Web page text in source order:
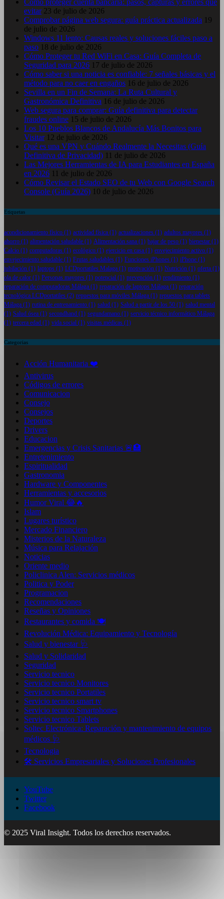
evitar 23 de julio de 2026
Comprobar página web segura: guía práctica actualizada 19
de julio de 2026
Windows 11 lento: Causas reales y soluciones fáciles paso a
paso 18 de julio de 2026
Cómo Proteger tu Red WiFi en Casa: Guía Completa de
Seguridad para 2026 17 de julio de 2026
Cómo saber si una noticia es confiable: 7 señales básicas y el
método para no caer en engaños 16 de julio de 2026
Sevilla en un Fin de Semana: La Ruta Cultural y
Gastronómica Definitiva 16 de julio de 2026
Web segura para comprar: Guía definitiva para detectar
fraudes online 15 de julio de 2026
Los 10 Pueblos Blancos de Andalucía Más Bonitos para
Visitar 12 de julio de 2026
Qué es una VPN y Cuándo Realmente la Necesitas (Guía
Definitiva de Privacidad) 11 de julio de 2026
Las Mejores Herramientas de IA para Estudiantes en España
en 2026 11 de julio de 2026
Cómo Revisar el Estado SEO de tu Web con Google Search
Console (Guía 2026) 10 de julio de 2026
Etiquetas
acondicionamiento físico (1) actividad física (1) actualizaciones (1) adultos mayores (1)
ahorro (1) alimentación saludable (1) Alimentación sana (1) bajar de peso (1) bienestar (1)
Calcio (1) computadoras (1) ecológico (1) ejercicio en casa (1) envejecimiento activo (1)
envejecimiento saludable (1) Frutas saludables (1) Funciones iPhones (1) iPhone (1)
jubilación (1) laptops (1) LCDportatiles Malaga (1) motivación (1) Nutrición (1) oferta (1)
ola de calor (1) Personas mayores (1) potencial (1) prevención (1) rendimiento (1)
reparación de computadoras Málaga (1) reparación de laptops Málaga (1) reparación
tecnológica LCDportatiles (2) repuestos para móviles Málaga (1) repuestos para tablets
Málaga (1) rutina de entrenamiento (1) salud (1) Salud a partir de los 50 (1) salud mental
(1) Salud ósea (1) secondhand (1) segundamano (1) servicio técnico informático Málaga
(1) tercera edad (1) vida social (1) visitas médicas (1)
Categorias
Acción Humanitaria ❤️
Antivirus
Códigos de errores
Comunicacion
Consejo
Consejos
Deportes
Drivers
Educacion
Emergencias y Crisis Sanitarias 🚨🏥
Entretenimiento
Espiritualidad
Gastronomia
Hardware y Componentes
Herramientas y accesorios
Humor Viral 😂🔥
Islam
Lugares turístico
Mercado Financiero
Misterios de la Naturaleza
Música para Relajación
Noticias
Oriente medio
Policlinica Alen: Servicios médicos
Politica y Poder
Programacion
Recomendaciones
Reseñas y Opiniones
Restaurantes y comida 🍽️
Revolución Médica: Equipamiento y Tecnología
Salud y bienestar 🩺
Salud y Solidaridad
Seguridad
Servicio tecnico
Servicio tecnico Monitores
Servicio tecnico Portatiles
Servicio tecnico smart tv
Servicio tecnico Smartphones
Servicio tecnico Tablets
Soltec Electrónica: Reparación y mantenimiento de equipos
médicos 🩺
Tecnologia
🛠️ Servicios Empresariales y Soluciones Profesionales
YouTube
Twitter
Facebook
© 2025 Viral Insight. Todos los derechos reservados.